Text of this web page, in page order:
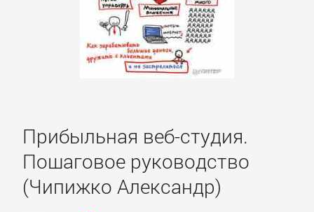
Прибыльная веб-студия.
Пошаговое руководство
(Чипижко Александр)
Зарубежное
Зарубежные
любовные
романы